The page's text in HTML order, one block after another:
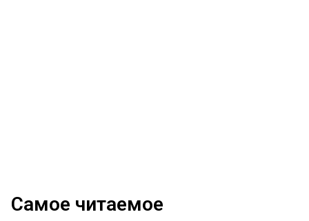
Самое читаемое